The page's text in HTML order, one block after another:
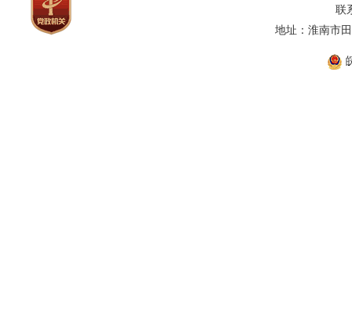
联
地址：淮南市